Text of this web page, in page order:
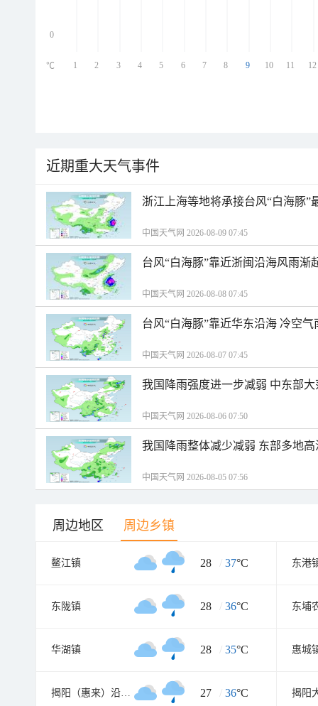
0
1 2 3 4 5 6 7 8 9 10 11 12
℃
近期重大天气事件
浙江上海等地将承接台风“白海豚”
中国天气网 2026-08-09 07:45
台风“白海豚”靠近浙闽沿海风雨渐
中国天气网 2026-08-08 07:45
台风“白海豚”靠近华东沿海 冷空
中国天气网 2026-08-07 07:45
我国降雨强度进一步减弱 中东部
中国天气网 2026-08-06 07:50
我国降雨整体减少减弱 东部多地
中国天气网 2026-08-05 07:56
周边地区 周边乡镇
鳌江镇 28 / 37°C 东港
东陇镇 28 / 36°C 东埔
华湖镇 28 / 35°C 惠城
揭阳（惠来）沿海经济开发试验区 27 / 36°C